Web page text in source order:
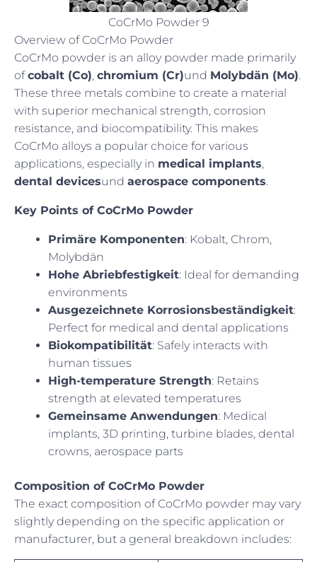
CoCrMo Powder 9
Overview of CoCrMo Powder
CoCrMo powder is an alloy powder made primarily
ofcobalt (Co), chromium (Cr)und Molybdän (Mo).
These three metals combine to create a material
with superior mechanical strength, corrosion
resistance, and biocompatibility. This makes
CoCrMo alloys a popular choice for various
applications, especially in medical implants,
dental devicesund aerospace components.
Key Points of CoCrMo Powder
Primäre Komponenten: Kobalt, Chrom,
Molybdän
Hohe Abriebfestigkeit: Ideal for demanding
environments
Ausgezeichnete Korrosionsbeständigkeit:
Perfect for medical and dental applications
Biokompatibilität: Safely interacts with
human tissues
High-temperature Strength: Retains
strength at elevated temperatures
Gemeinsame Anwendungen: Medical
implants, 3D printing, turbine blades, dental
crowns, aerospace parts
Composition of CoCrMo Powder
The exact composition of CoCrMo powder may vary
slightly depending on the specific application or
manufacturer, but a general breakdown includes: